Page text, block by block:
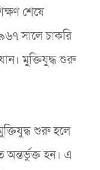
শেষে
সালে চাকরি
মুক্তিযুদ্ধ শুরু
শুরু হলে
অন্তর্ভুক্ত হন। এ